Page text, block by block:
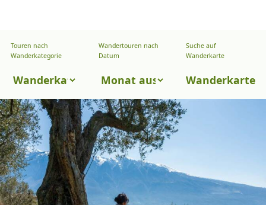
M
A
L
T
S
P
I
Touren nach
Wanderkategorie
Touren
Wanderkategorie
Wandertouren nach
Datum
Wandertouren
Datum
Suche auf
Wanderkarte
Wanderkarte